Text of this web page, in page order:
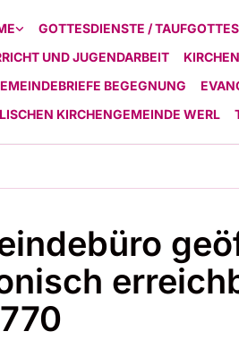
GOTTESDIENSTE /
UND JUGENDARBEIT
BEGEGNUNG
KIRCHENGEMEINDE WERL